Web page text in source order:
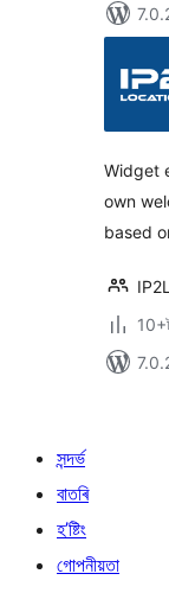
Widget
own
based
সন্দৰ্ভ
বাতৰি
হ’ষ্টিং
গোপনীয়তা